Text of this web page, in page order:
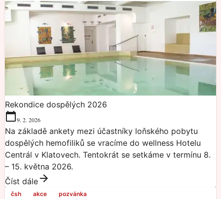
Rekondice dospělých 2026
9. 2. 2026
Na základě ankety mezi účastníky loňského pobytu
dospělých hemofiliků se vracíme do wellness Hotelu
Centrál v Klatovech. Tentokrát se setkáme v termínu 8.
– 15. května 2026.
Číst dále
čsh akce pozvánka